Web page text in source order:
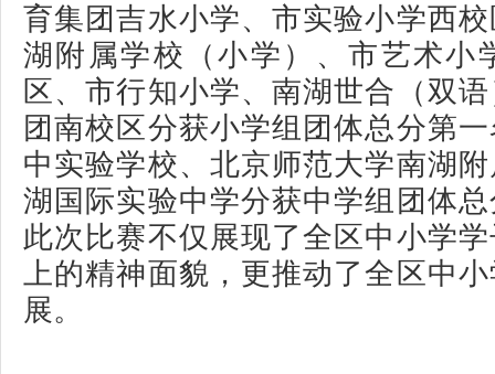
育集团吉水小学、市实验小学西
湖附属学校（小学）、市艺术小
区、市行知小学、南湖世合（双
团南校区分获小学组团体总分第
中实验学校、北京师范大学南湖
湖国际实验中学分获中学组团体
此次比赛不仅展现了全区中小学
上的精神面貌，更推动了全区中
展。